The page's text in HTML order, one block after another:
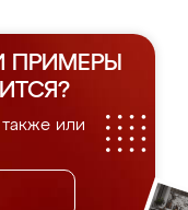
ПРИМЕРЫ
или